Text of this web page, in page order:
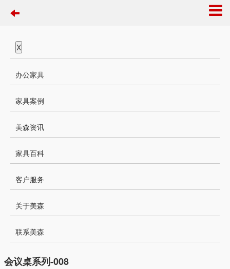
X
办公家具
家具案例
美森资讯
家具百科
客户服务
关于美森
联系美森
会议桌系列-008